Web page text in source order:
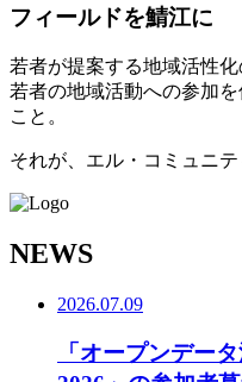
フィールドを鯖江に
若者が提案する地域活性化
若者の地域活動への参加
こと。
それが、エル・コミュニテ
NEWS
2026.07.09
「オープンデー